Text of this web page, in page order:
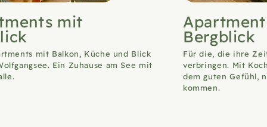
mit
mit Balkon, Küche und Blick
Ein Zuhause am See mit
Bergblick
Für die, die ihre
verbringen. Mit
dem guten Gefühl,
kommen.